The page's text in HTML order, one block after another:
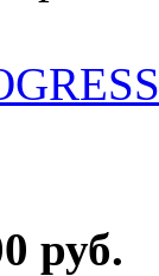
руб.